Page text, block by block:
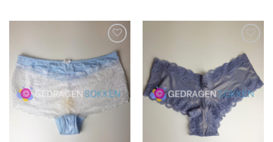
Aan
verlanglijst
toevoegen
Aan
verlanglijst
toevoegen